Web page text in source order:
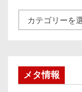
テ
メタ情報